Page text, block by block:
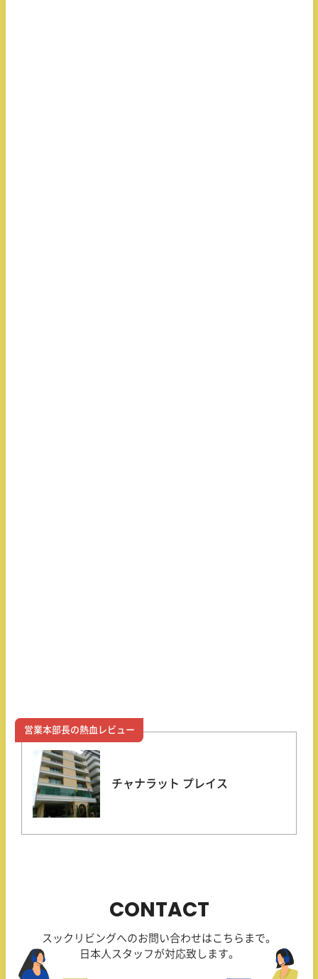
営業本部長の熱血レビュー
チャナラット プレイス
CONTACT
スックリビングへのお問い合わせはこちらまで。
日本人スタッフが対応致します。